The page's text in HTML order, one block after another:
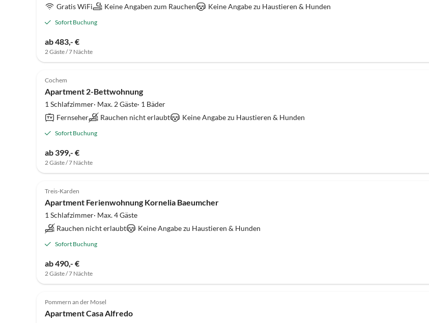
Gratis WiFi
Keine Angaben zum Rauchen Keine Angabe zu Haustieren & Hunden
Sofort Buchung
ab 483,- €
2 Gäste / 7 Nächte
Cochem
Apartment 2-Bettwohnung
1 Schlafzimmer· Max. 2 Gäste· 1 Bäder
Fernseher
Rauchen nicht erlaubt Keine Angabe zu Haustieren & Hunden
Sofort Buchung
ab 399,- €
2 Gäste / 7 Nächte
Treis-Karden
Apartment Ferienwohnung Kornelia Baeumcher
1 Schlafzimmer· Max. 4 Gäste
Rauchen nicht erlaubt
Keine Angabe zu Haustieren & Hunden
Sofort Buchung
ab 490,- €
2 Gäste / 7 Nächte
Pommern an der Mosel
Apartment Casa Alfredo